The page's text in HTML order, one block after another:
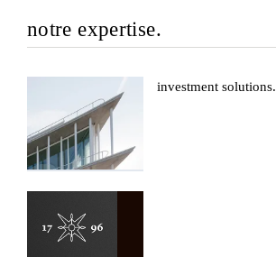
notre expertise.
investment solutions.